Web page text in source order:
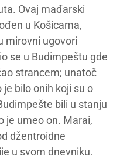
Ovaj mađarski
u Košicama,
mirovni ugovori
se u Budimpeštu gde
strancem; unatoč
bilo onih koji su o
bili u stanju
je umeo on. Marai,
džentroidne
u svom dnevniku,